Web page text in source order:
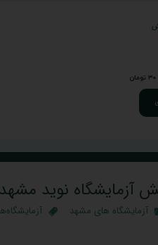
آزمایشگاه نوید مشهد
آزمایشگاه های مشهد